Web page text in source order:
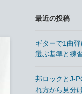
最近の投稿
ギターで1曲
選ぶ基準と練
邦ロックとJ-
れ方から見分